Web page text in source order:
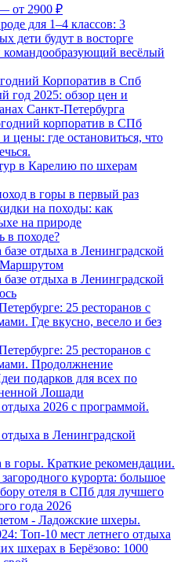
от 2900 ₽
для 1–4 классов: 3
дети будут в восторге
командообразующий весёлый
Корпоратив в Спб
год 2025: обзор цен и
Санкт-Петербурга
корпоратив в СПб
цены: где остановиться, что
в Карелию по шхерам
в горы в первый раз
на походы: как
на природе
в походе?
отдыха в Ленинградской
отдыха в Ленинградской
25 ресторанов с
Где вкусно, весело и без
25 ресторанов с
Продолжнение
подарков для всех по
Лошади
2026 с программой.
в Ленинградской
горы. Краткие рекомендации.
курорта: большое
отеля в СПб для лучшего
года 2026
- Ладожские шхеры.
Топ-10 мест летнего отдыха
шхерах в Берёзово: 1000